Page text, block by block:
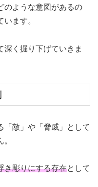
のような意図があるの
ます。
深く掘り下げていきま
「敵」や「脅威」として
き彫りにする存在として